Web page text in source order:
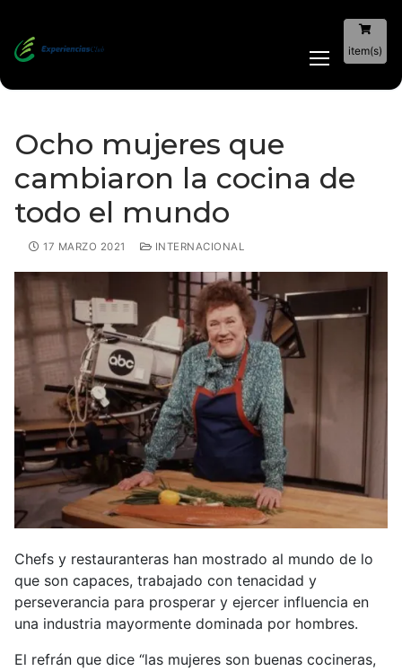
item(s)
Ocho mujeres que
cambiaron la cocina de
todo el mundo
17 MARZO 2021 INTERNACIONAL
Chefs y restauranteras han mostrado al mundo de lo
que son capaces, trabajado con tenacidad y
perseverancia para prosperar y ejercer influencia en
una industria mayormente dominada por hombres.
El refrán que dice “las mujeres son buenas cocineras,